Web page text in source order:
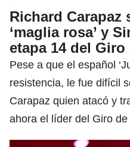
Richard Carapaz
‘maglia rosa’ y
etapa 14 del
Pese a que el español
resistencia, le fue difícil
Carapaz quien atacó y
ahora el líder del Giro de